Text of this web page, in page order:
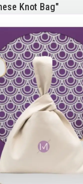
Knot Bag"